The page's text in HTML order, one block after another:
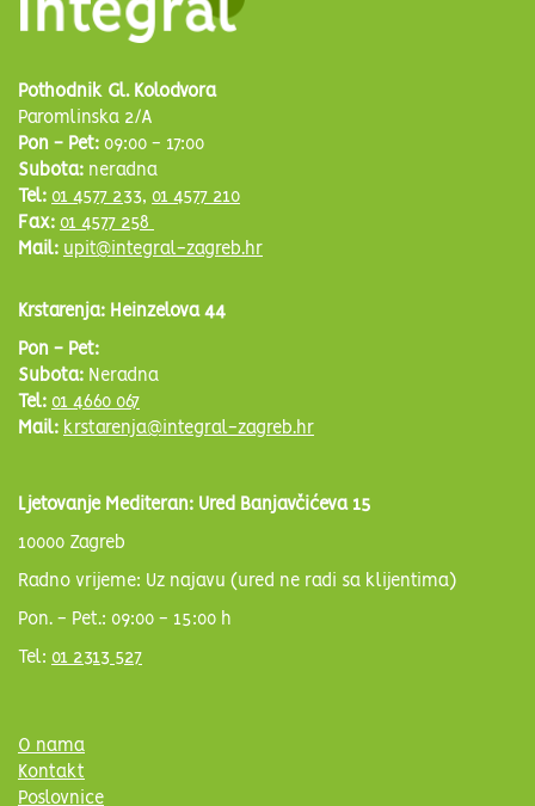
Pothodnik Gl. Kolodvora
Paromlinska 2/A
Pon - Pet: 09:00 - 17:00
Subota: neradna
Tel: 01 4577 233, 01 4577 210
Fax: 01 4577 258
Mail: upit@integral-zagreb.hr
Krstarenja: Heinzelova 44
Pon - Pet:
Subota: Neradna
Tel: 01 4660 067
Mail: krstarenja@integral-zagreb.hr
Ljetovanje Mediteran: Ured Banjavčićeva 15
10000 Zagreb
Radno vrijeme: Uz najavu (ured ne radi sa klijentima)
Pon. - Pet.: 09:00 - 15:00 h
Tel: 01 2313 527
O nama
Kontakt
Poslovnice